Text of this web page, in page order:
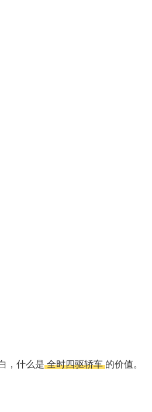
，什么是 全时四驱轿车 的价值。